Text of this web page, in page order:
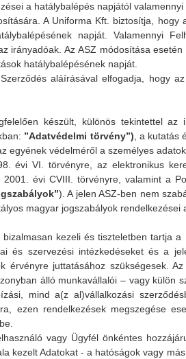
a hatálybalépés napjától
A Uniforma Kft. biztosítja, hogy
napját. Valamennyi
irányadóak. Az ASZ módosítása
hatálybalépésének napját.
aláírásával elfogadja, hogy az
készült, különös tekintettel az
”Adatvédelmi törvény”) , a kutatás
védelméről a személyes
évi VI. törvényre, az elektronikus
évi CVIII. törvényre, valamint a
). A jelen ASZ-ben nem
magyar jogszabályok rendelkezései
kezeli és tiszteletben tartja
és szervezési intézkedéseket és a
juttatásához szükségesek.
álló munkavállalói – vagy külön
mind a(z al)vállalkozási
ezen rendelkezések megszegése
vagy Ügyfél önkéntes
kezelt Adatokat - a hatóságok vagy